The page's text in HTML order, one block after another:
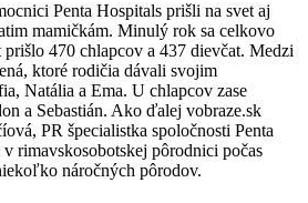
Penta Hospitals prišli na svet aj
mamičkám. Minulý rok sa celkovo
470 chlapcov a 437 dievčat. Medzi
ktoré rodičia dávali svojim
Natália a Ema. U chlapcov zase
a Sebastián. Ako ďalej vobraze.sk
PR špecialistka spoločnosti Penta
rimavskosobotskej pôrodnici počas
náročných pôrodov.